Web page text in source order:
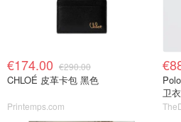
€174.00 €290.00
CHLOÉ 皮革卡包 黑色
Printemps.com
卫衣